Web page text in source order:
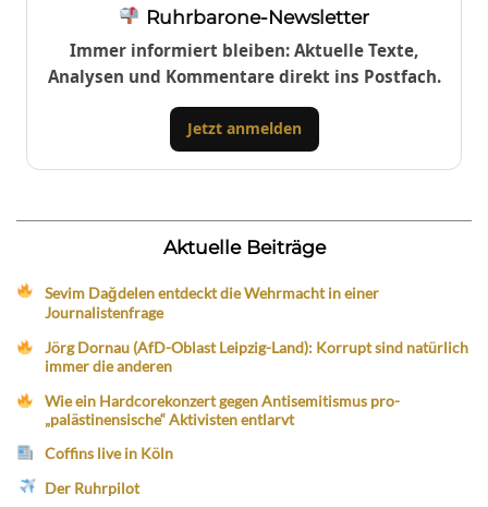
Ruhrbarone-Newsletter
Immer informiert bleiben: Aktuelle Texte,
Analysen und Kommentare direkt ins Postfach.
Jetzt anmelden
Aktuelle Beiträge
Sevim Dağdelen entdeckt die Wehrmacht in einer
Journalistenfrage
Jörg Dornau (AfD-Oblast Leipzig-Land): Korrupt sind natürlich
immer die anderen
Wie ein Hardcorekonzert gegen Antisemitismus pro-
„palästinensische“ Aktivisten entlarvt
Coffins live in Köln
Der Ruhrpilot